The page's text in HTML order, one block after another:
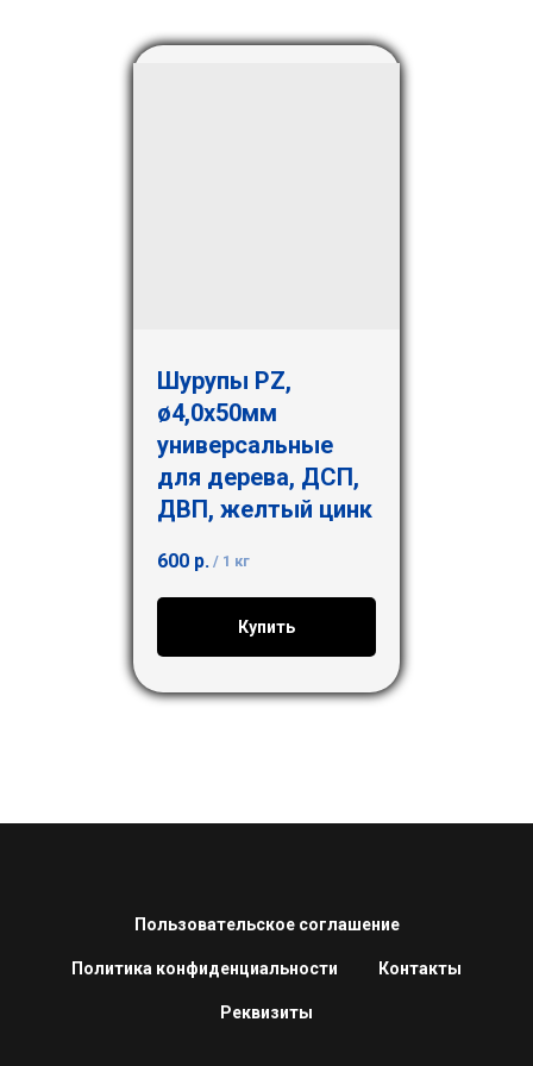
Шурупы PZ,
ø4,0х50мм
универсальные
для дерева, ДСП,
ДВП, желтый цинк
600 р. / 1 кг
Купить
Пользовательское соглашение
Политика конфиденциальности Контакты
Реквизиты